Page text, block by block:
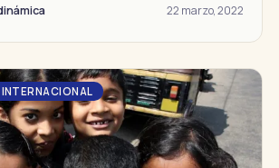
22 marzo, 2022